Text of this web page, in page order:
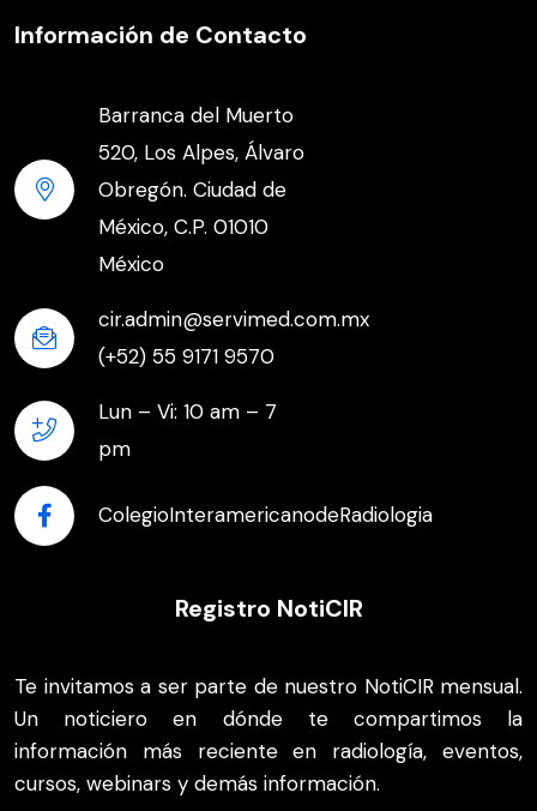
Información de Contacto
Barranca del Muerto
520, Los Alpes, Álvaro
Obregón. Ciudad de
México, C.P. 01010
México
cir.admin@servimed.com.mx
(+52) 55 9171 9570
Lun – Vi: 10 am – 7
pm
ColegioInteramericanodeRadiologia
Registro NotiCIR
Te invitamos a ser parte de nuestro NotiCIR mensual.
Un noticiero en dónde te compartimos la
información más reciente en radiología, eventos,
cursos, webinars y demás información.